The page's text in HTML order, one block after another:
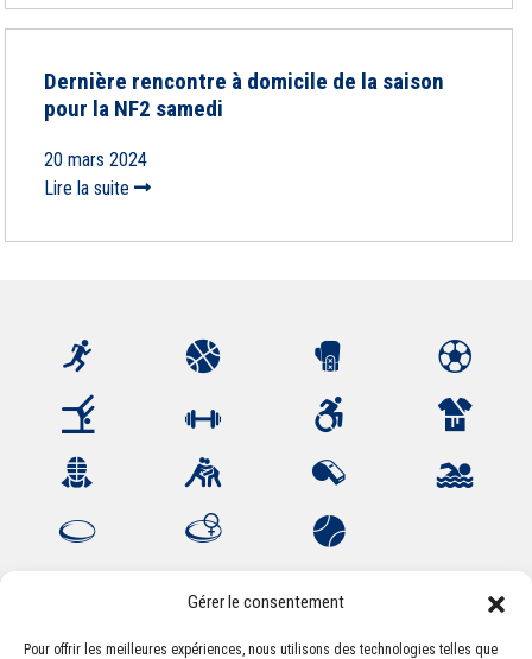
Gérer le consentement
Pour offrir les meilleures expériences, nous utilisons des technologies telles que
Dernière rencontre à domicile de la saison
pour la NF2 samedi
20 mars 2024
Lire la suite